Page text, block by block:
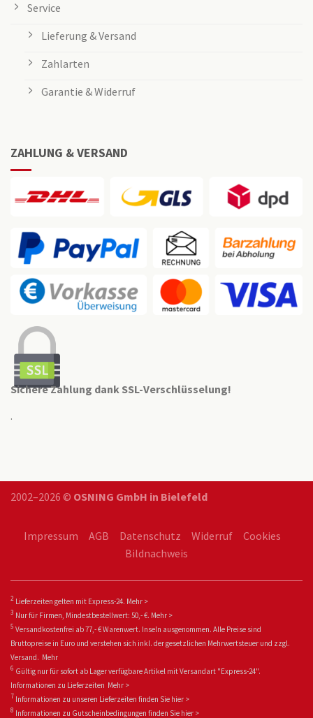
Service
Lieferung & Versand
Zahlarten
Garantie & Widerruf
ZAHLUNG & VERSAND
Sichere Zahlung dank SSL-Verschlüsselung!
.
2002–2026 © OSNING GmbH in Bielefeld
Impressum AGB Datenschutz Widerruf
Cookies
Bildnachweis
2 Lieferzeiten gelten mit Express-24. Mehr >
3 Nur für Firmen, Mindestbestellwert: 50,- €. Mehr >
5 Versandkostenfrei ab 77,- € Warenwert. Inseln ausgenommen. Alle Preise sind
Bruttopreise in Euro und verstehen sich inkl. der gesetzlichen Mehrwertsteuer und zzgl.
Versand. Mehr
6 Gültig nur für sofort ab Lager verfügbare Artikel mit Versandart "Express-24".
Informationen zu Lieferzeiten Mehr >
7 Informationen zu unseren Lieferzeiten finden Sie hier >
8 Informationen zu Gutscheinbedingungen finden Sie hier >